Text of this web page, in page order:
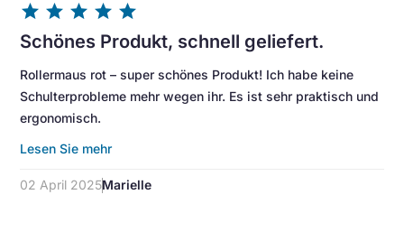
star star star star star
Schönes Produkt, schnell geliefert.
Rollermaus rot – super schönes Produkt! Ich habe keine
Schulterprobleme mehr wegen ihr. Es ist sehr praktisch und
ergonomisch.
Lesen Sie mehr
02 April 2025Marielle